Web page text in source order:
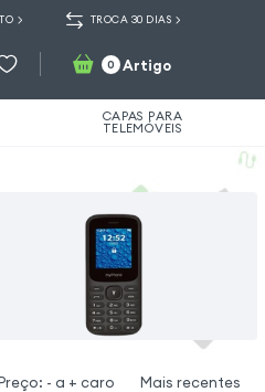
TROCA 30 DIAS
0 Artigo
CAPAS PARA
TELEMÓVEIS
- a + caro Mais recentes